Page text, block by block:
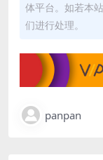
体平台。如若本
们进行处理。
panpan